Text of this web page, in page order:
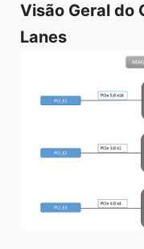
Visão Geral do
Lanes